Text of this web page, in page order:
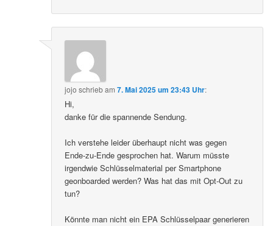
jojo schriebam7. Mai 2025 um 23:43 Uhr:
Hi,
danke für die spannende Sendung.
Ich verstehe leider überhaupt nicht was gegen
Ende-zu-Ende gesprochen hat. Warum müsste
irgendwie Schlüsselmaterial per Smartphone
geonboarded werden? Was hat das mit Opt-Out zu
tun?
Könnte man nicht ein EPA Schlüsselpaar generieren